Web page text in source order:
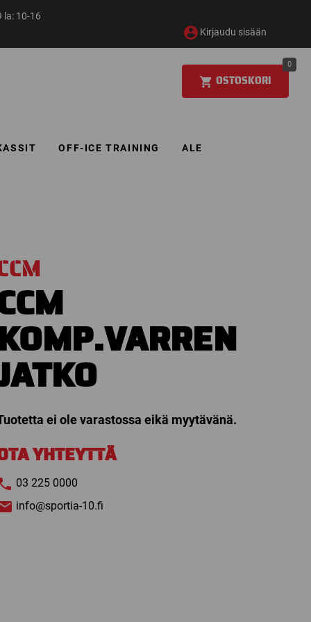
la: 10-16
Kirjaudu sisään
OSTOSKORI
0
OFF-ICE TRAINING ALE
ei ole varastossa eikä myytävänä.
YHTEYTTÄ
03 225 0000
info@sportia-10.fi